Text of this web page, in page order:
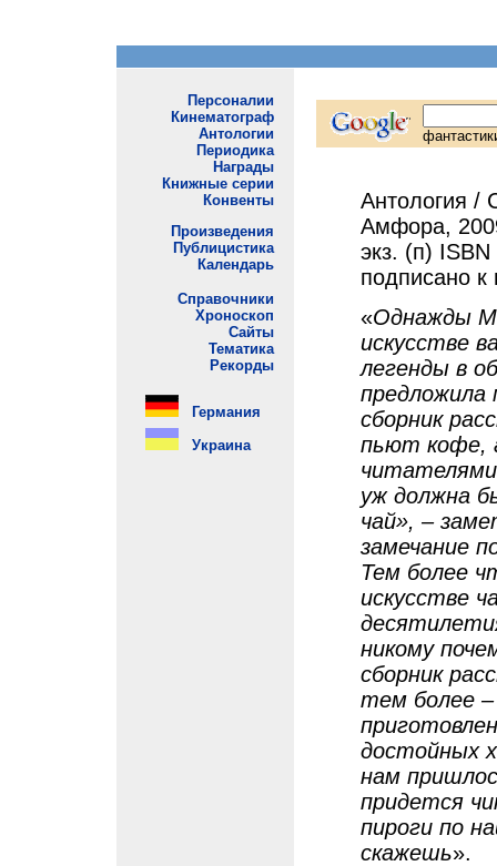
Антология /
Амфора,
экз. (п)
подписано к
«Однажды
искусстве
легенды в
предложила
сборник
пьют кофе,
читателями
уж должна
чай», –
замечание
Тем более
искусстве
никому
сборник
тем более
достойных
нам
придется
пироги по
скажешь».